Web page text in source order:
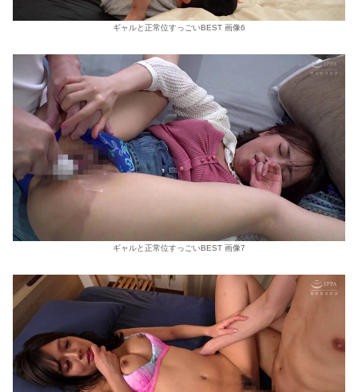
ギャルと正常位すっごいBEST 画像6
ギャルと正常位すっごいBEST 画像7